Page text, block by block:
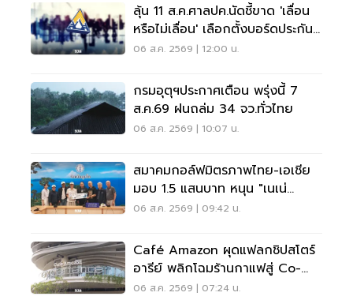
ลุ้น 11 ส.ค.ศาลปค.นัดชี้ขาด 'เลื่อน
หรือไม่เลื่อน' เลือกตั้งบอร์ดประกัน
สังคม
06 ส.ค. 2569 | 12:00 น.
กรมอุตุฯประกาศเตือน พรุ่งนี้ 7
ส.ค.69 ฝนถล่ม 34 จว.ทั่วไทย
06 ส.ค. 2569 | 10:07 น.
สมาคมกอล์ฟมิตรภาพไทย-เอเชีย
มอบ 1.5 แสนบาท หนุน "เนเน่
รอยัล" ลุยเวทีที่สหรัฐ
06 ส.ค. 2569 | 09:42 น.
Café Amazon ผุดแฟลกชิปสโตร์
อารีย์ พลิกโฉมร้านกาแฟสู่ Co-
Working Space ครบวงจร
06 ส.ค. 2569 | 07:24 น.